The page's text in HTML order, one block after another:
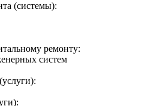
(системы):
ремонту:
систем